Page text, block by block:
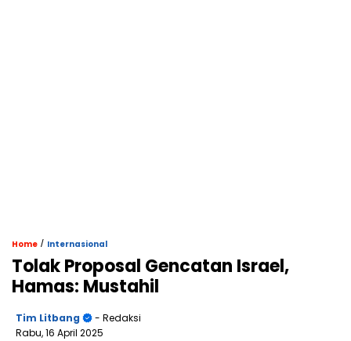
Home / Internasional
Tolak Proposal Gencatan Israel,
Hamas: Mustahil
Tim Litbang
- Redaksi
Rabu, 16 April 2025